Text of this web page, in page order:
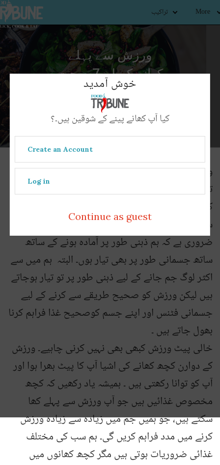
خوش آمدید
کیا آپ کھانے پینے کے شوقین ہیں۔؟
Create an Account
Log in
Continue as guest
تراکیب More
ورزش سے پہلے
کھانے کے لیے7 صحت
مند غذائیں
ورزش سے پہلے مناسب غذا لینا نسبتاً ضروری کام ہے
تاکہ آپ ورزش کے دوران توانائی اور طاقت محسوس
کرسکیں۔۔ ہم سب چاہتے ہیں کہ ورزش سے ہمیں زیادہ
سے زیادہ فائدہ حاصل ہو۔ اس کے حصول کے لیے
ضروری ہے کہ ہم ذہنی طور پر آمادہ ہونے کے ساتھ
ساتھ جسمانی طور پر بھی تیار ہوں۔ البتہ ہم میں سے
اکثر لوگ جم جانے کے لیے ذہنی طور پر تو تیار ہوجاتے
ہیں لیکن ورزش کو صحیح طریقے سے کرنے کے لیے
جسمانی فٹنس اور اپنے جسم کوصحیح غذا فراہم کرنا
بھول جاتے ہیں ۔
خالی پیٹ ورزش کبھی بھی نہیں کرنی چاہیے۔ ورزش
کے دوارن کچھ کھانے کی اشیا آپ کا پیٹ بھرا ہوا اور
آپ کو توانا رکھتی ہیں ۔ ہمیشہ یاد رکھیں کہ کچھ
مخصوص غذائیں ہیں جو آپ ورزش سے پہلے کھا
سکتے ہیں، جو ہمیں جم میں زیادہ سے زیادہ ورزش
کرنے میں مدد فراہم کریں گی۔ ہم سب کی مختلف
غذائی ضروریات ہوتی ہیں مگر کچھ کھانوں میں